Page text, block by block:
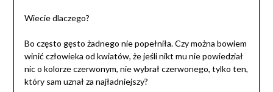
Wiecie dlaczego?
Bo często gęsto żadnego nie popełniła. Czy można bowiem
winić człowieka od kwiatów, że jeśli nikt mu nie powiedział
nic o kolorze czerwonym, nie wybrał czerwonego, tylko ten,
który sam uznał za najładniejszy?